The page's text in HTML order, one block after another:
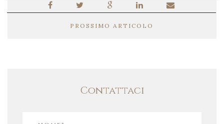
PROSSIMO ARTICOLO
Contattaci